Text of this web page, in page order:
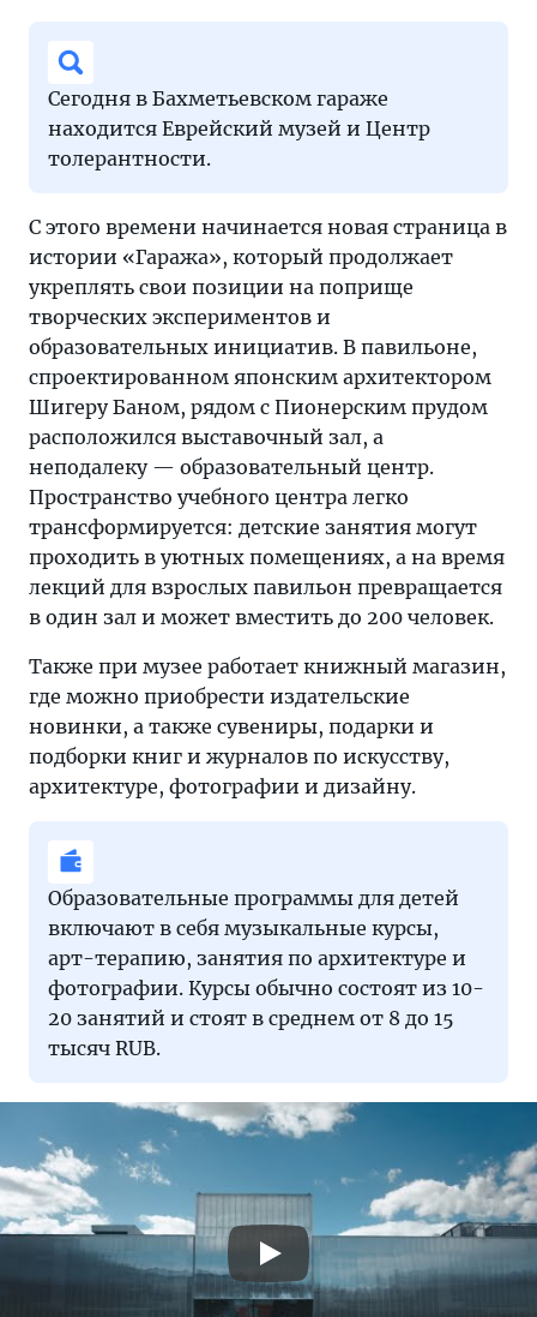
Сегодня в Бахметьевском гараже
находится Еврейский музей и Центр
толерантности.
С этого времени начинается новая страница в
истории «Гаража», который продолжает
укреплять свои позиции на поприще
творческих экспериментов и
образовательных инициатив. В павильоне,
спроектированном японским архитектором
Шигеру Баном, рядом с Пионерским прудом
расположился выставочный зал, а
неподалеку — образовательный центр.
Пространство учебного центра легко
трансформируется: детские занятия могут
проходить в уютных помещениях, а на время
лекций для взрослых павильон превращается
в один зал и может вместить до 200 человек.
Также при музее работает книжный магазин,
где можно приобрести издательские
новинки, а также сувениры, подарки и
подборки книг и журналов по искусству,
архитектуре, фотографии и дизайну.
Образовательные программы для детей
включают в себя музыкальные курсы,
арт-терапию, занятия по архитектуре и
фотографии. Курсы обычно состоят из 10-
20 занятий и стоят в среднем от 8 до 15
тысяч RUB.